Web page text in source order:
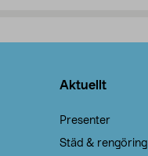
Aktuellt
Presenter
Städ & rengöring